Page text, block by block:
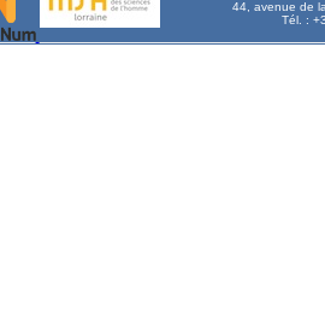
44, avenue de
Tél. :